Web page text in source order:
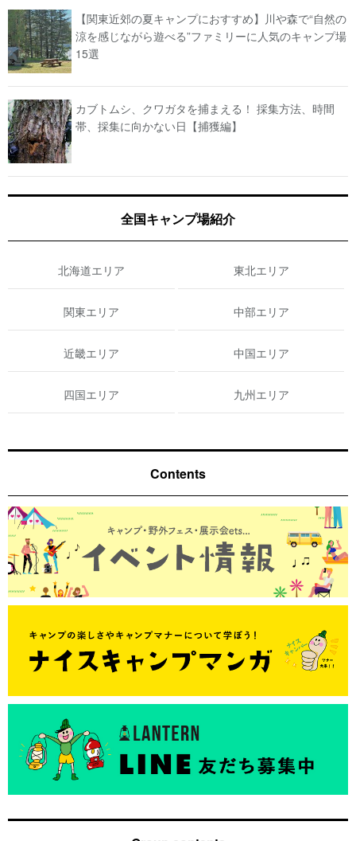
【関東近郊の夏キャンプにおすすめ】川や森で“自然の
涼を感じながら遊べる”ファミリーに人気のキャンプ場
15選
カブトムシ、クワガタを捕まえる！ 採集方法、時間
帯、採集に向かない日【捕獲編】
全国キャンプ場紹介
北海道エリア 東北エリア
関東エリア 中部エリア
近畿エリア 中国エリア
四国エリア 九州エリア
Contents